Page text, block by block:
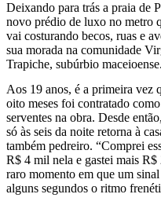
Deixando para trás a praia de
novo prédio de luxo no metro
vai costurando becos, ruas e
sua morada na comunidade
Trapiche, subúrbio maceioense.
Aos 19 anos, é a primeira vez
oito meses foi contratado
serventes na obra. Desde
só às seis da noite retorna à
também pedreiro. “Comprei
R$ 4 mil nela e gastei mais
raro momento em que um
alguns segundos o ritmo